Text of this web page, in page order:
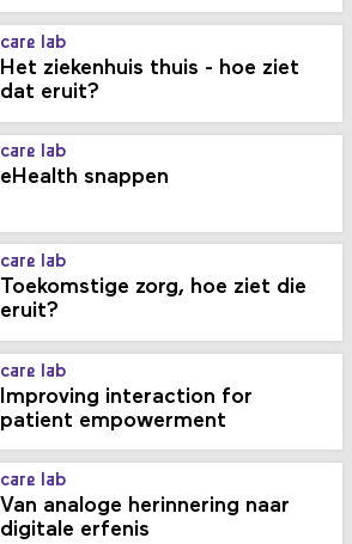
care lab
Het ziekenhuis thuis - hoe ziet
dat eruit?
care lab
eHealth snappen
care lab
Toekomstige zorg, hoe ziet die
eruit?
care lab
Improving interaction for
patient empowerment
care lab
Van analoge herinnering naar
digitale erfenis